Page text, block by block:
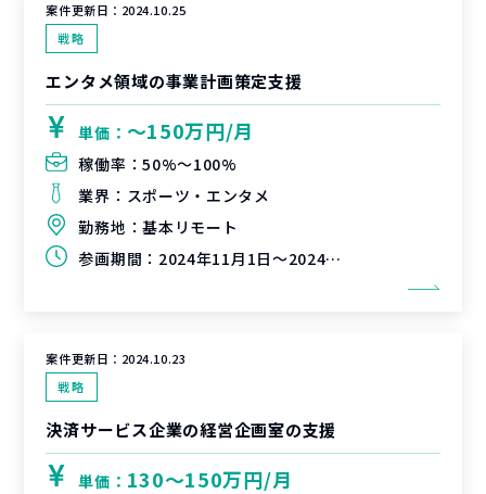
案件更新日： 2024.10.25
戦略
エンタメ領域の事業計画策定支援
単価： 〜150万円/月
稼働率：50%〜100%
業界： スポーツ・エンタメ
勤務地：基本リモート
参画期間： 2024年11月1日～2024年12月31日もしくは、2025年1月31日（延長可能性有）
案件更新日： 2024.10.23
戦略
決済サービス企業の経営企画室の支援
単価： 130〜150万円/月